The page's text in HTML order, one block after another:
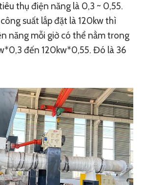
thụ điện năng là 0,3 ~ 0,55.
suất lắp đặt là 120kw thì
năng mỗi giờ có thể nằm trong
đến 120kw*0,55. Đó là 36